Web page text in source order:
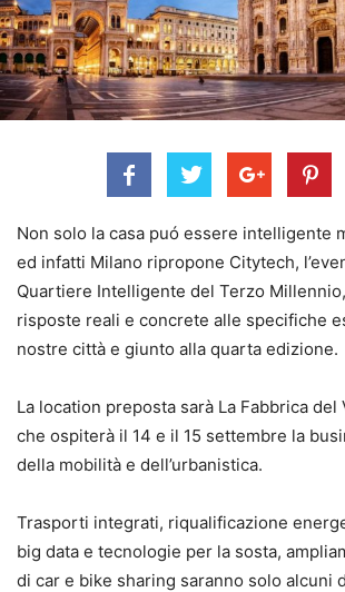
Non solo la casa puó essere intelligente
ed infatti Milano ripropone Citytech,
Quartiere Intelligente del Terzo
risposte reali e concrete alle specifiche
nostre città e giunto alla quarta edizione.
La location preposta sarà La Fabbrica del
che ospiterà il 14 e il 15 settembre la
della mobilità e dell’urbanistica.
Trasporti integrati, riqualificazione
big data e tecnologie per la sosta,
di car e bike sharing saranno solo alcuni